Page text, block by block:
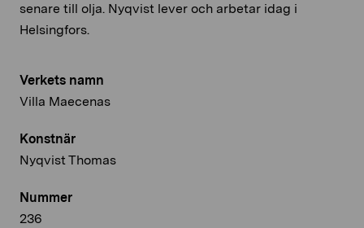
Verkets namn
Villa Maecenas
Konstnär
Nyqvist Thomas
Nummer
236
senare till olja. Nyqvist lever och arbetar idag i
Helsingfors.